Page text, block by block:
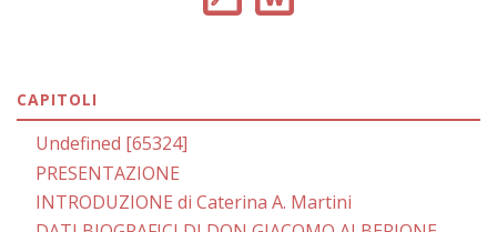
CAPITOLI
Undefined [65324]
PRESENTAZIONE
INTRODUZIONE di Caterina A. Martini